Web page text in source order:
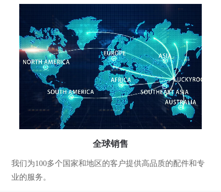
全球销售
我们为100多个国家和地区的客户提供高品质的配件和专
业的服务。